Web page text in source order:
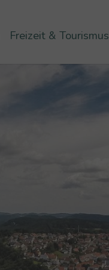
Freizeit & Tourismus